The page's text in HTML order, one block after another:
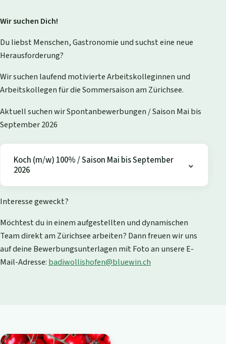
Wir suchen Dich!
Du liebst Menschen, Gastronomie und suchst eine neue
Herausforderung?
Wir suchen laufend motivierte Arbeitskolleginnen und
Arbeitskollegen für die Sommersaison am Zürichsee.
Aktuell suchen wir Spontanbewerbungen / Saison Mai bis
September 2026
Koch (m/w) 100% / Saison Mai bis September
2026
Interesse geweckt?
Möchtest du in einem aufgestellten und dynamischen
Team direkt am Zürichsee arbeiten? Dann freuen wir uns
auf deine Bewerbungsunterlagen mit Foto an unsere E-
Mail-Adresse:badiwollishofen@bluewin.ch